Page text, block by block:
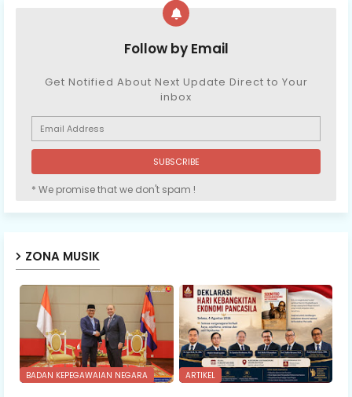
Follow by Email
Get Notified About Next Update Direct to Your
inbox
* We promise that we don't spam !
ZONA MUSIK
BADAN KEPEGAWAIAN NEGARA ARTIKEL